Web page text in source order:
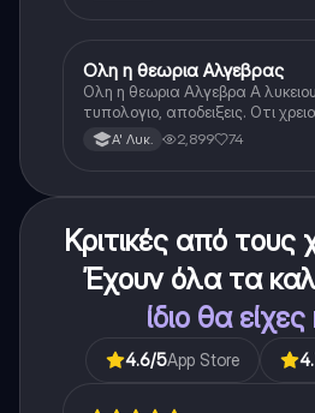
Μαθηματικά
Ολη η θεωρια Αλγεβρας
Ολη η θεωρια Αλγεβρα Α
τυπολογιο, αποδειξεις. Οτι
για το θεωρητικο κομματι της
Α' Λυκ. 2,899 74
Κριτικές από
Έχουν όλα τα
ίδιο θα είχες
4.6/5App Store